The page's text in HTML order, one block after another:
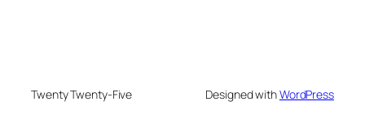
Twenty Twenty-Five Designed withWordPress